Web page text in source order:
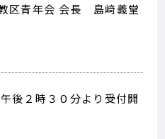
区青年会 会長 島﨑義堂
後２時３０分より受付開